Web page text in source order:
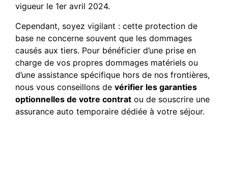
vigueur le 1er avril 2024.
Cependant, soyez vigilant : cette protection de
base ne concerne souvent que les dommages
causés aux tiers. Pour bénéficier d’une prise en
charge de vos propres dommages matériels ou
d’une assistance spécifique hors de nos frontières,
nous vous conseillons de vérifier les garanties
optionnelles de votre contrat ou de souscrire une
assurance auto temporaire dédiée à votre séjour.